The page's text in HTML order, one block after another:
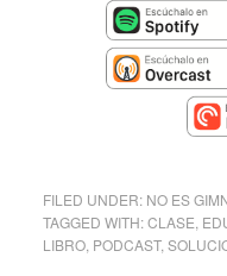
FILED UNDER: NO ES
TAGGED WITH:CLASE
LIBRO, PODCAST,